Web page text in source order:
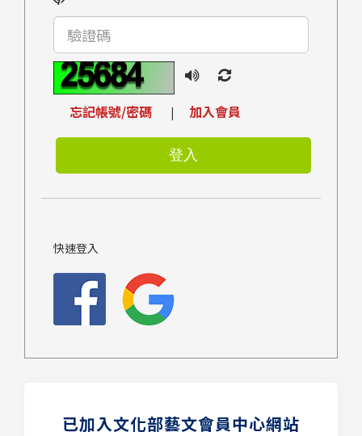
忘記帳號/密碼 | 加入會員
快速登入
已加入文化部藝文會員中心網站